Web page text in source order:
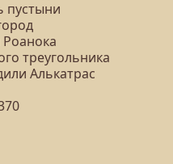
пустыни
треугольника
Алькатрас